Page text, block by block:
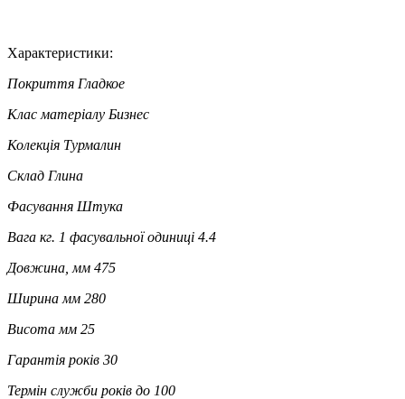
Характеристики:
Покриття Гладкое
Клас матеріалу Бизнес
Колекція Турмалин
Склад Глина
Фасування Штука
Вага кг. 1 фасувальної одиниці 4.4
Довжина, мм 475
Ширина мм 280
Висота мм 25
Гарантія років 30
Термін служби років до 100